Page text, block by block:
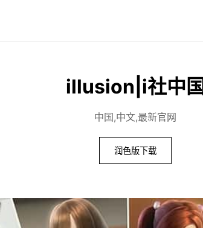
illusion|i社中国
中国,中文,最新官网
润色版下载